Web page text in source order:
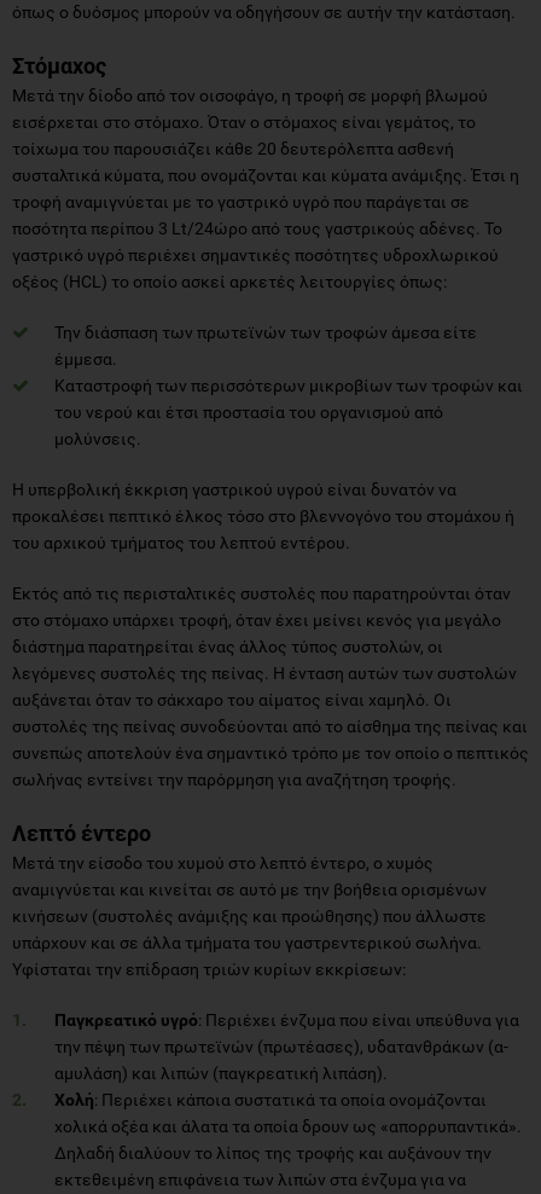
όπως ο δυόσμος μπορούν να οδηγήσουν σε αυτήν την κατάσταση.
Στόμαχος
Μετά την δίοδο από τον οισοφάγο, η τροφή σε μορφή βλωμού
εισέρχεται στο στόμαχο. Όταν ο στόμαχος είναι γεμάτος, το
τοίχωμα του παρουσιάζει κάθε 20 δευτερόλεπτα ασθενή
συσταλτικά κύματα, που ονομάζονται και κύματα ανάμιξης. Έτσι η
τροφή αναμιγνύεται με το γαστρικό υγρό που παράγεται σε
ποσότητα περίπου 3 Lt/24ώρο από τους γαστρικούς αδένες. Το
γαστρικό υγρό περιέχει σημαντικές ποσότητες υδροχλωρικού
οξέος (HCL) το οποίο ασκεί αρκετές λειτουργίες όπως:
Την διάσπαση των πρωτεϊνών των τροφών άμεσα είτε
έμμεσα.
Καταστροφή των περισσότερων μικροβίων των τροφών και
του νερού και έτσι προστασία του οργανισμού από
μολύνσεις.
Η υπερβολική έκκριση γαστρικού υγρού είναι δυνατόν να
προκαλέσει πεπτικό έλκος τόσο στο βλεννογόνο του στομάχου ή
του αρχικού τμήματος του λεπτού εντέρου.
Εκτός από τις περισταλτικές συστολές που παρατηρούνται όταν
στο στόμαχο υπάρχει τροφή, όταν έχει μείνει κενός για μεγάλο
διάστημα παρατηρείται ένας άλλος τύπος συστολών, οι
λεγόμενες συστολές της πείνας. Η ένταση αυτών των συστολών
αυξάνεται όταν το σάκχαρο του αίματος είναι χαμηλό. Οι
συστολές της πείνας συνοδεύονται από το αίσθημα της πείνας και
συνεπώς αποτελούν ένα σημαντικό τρόπο με τον οποίο ο πεπτικός
σωλήνας εντείνει την παρόρμηση για αναζήτηση τροφής.
Λεπτό έντερο
Μετά την είσοδο του χυμού στο λεπτό έντερο, ο χυμός
αναμιγνύεται και κινείται σε αυτό με την βοήθεια ορισμένων
κινήσεων (συστολές ανάμιξης και προώθησης) που άλλωστε
υπάρχουν και σε άλλα τμήματα του γαστρεντερικού σωλήνα.
Υφίσταται την επίδραση τριών κυρίων εκκρίσεων:
Παγκρεατικό υγρό: Περιέχει ένζυμα που είναι υπεύθυνα για
την πέψη των πρωτεϊνών (πρωτέασες), υδατανθράκων (α-
αμυλάση) και λιπών (παγκρεατική λιπάση).
Χολή: Περιέχει κάποια συστατικά τα οποία ονομάζονται
χολικά οξέα και άλατα τα οποία δρουν ως «απορρυπαντικά».
Δηλαδή διαλύουν το λίπος της τροφής και αυξάνουν την
εκτεθειμένη επιφάνεια των λιπών στα ένζυμα για να